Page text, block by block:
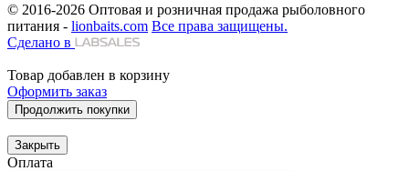
© 2016-2026 Оптовая и розничная продажа рыболовного
питания - lionbaits.com Все права защищены.
Сделано в
Товар добавлен в корзину
Оформить заказ
Продолжить покупки
Закрыть
Оплата